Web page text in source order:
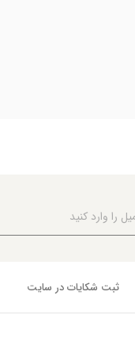
ثبت شکایات در سایت